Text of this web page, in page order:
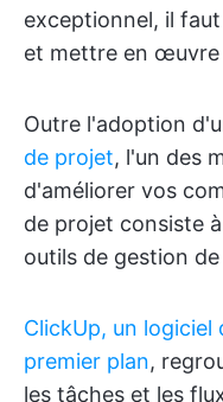
exceptionnel, il
et mettre en œuvre
Outre l'adoption
de projet, l'un des
d'améliorer vos
de projet consiste
outils de gestion
ClickUp, un
premier plan,
les tâches et les